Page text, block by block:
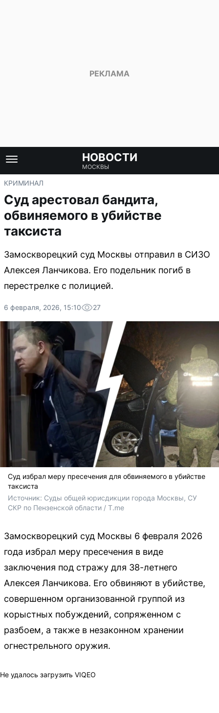
НОВОСТИ
МОСКВЫ
КРИМИНАЛ
Суд арестовал бандита,
обвиняемого в убийстве
таксиста
Замоскворецкий суд Москвы отправил в СИЗО
Алексея Ланчикова. Его подельник погиб в
перестрелке с полицией.
6 февраля, 2026, 15:10 27
Суд избрал меру пресечения для обвиняемого в убийстве
таксиста
Источник: Суды общей юрисдикции города Москвы, СУ
СКР по Пензенской области / T.me
Замоскворецкий суд Москвы 6 февраля 2026
года избрал меру пресечения в виде
заключения под стражу для 38-летнего
Алексея Ланчикова. Его обвиняют в убийстве,
совершенном организованной группой из
корыстных побуждений, сопряженном с
разбоем, а также в незаконном хранении
огнестрельного оружия.
Не удалось загрузить VIQEO